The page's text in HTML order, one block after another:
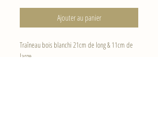
Ajouter au panier
Traîneau bois blanchi 21cm de long & 11cm de
large